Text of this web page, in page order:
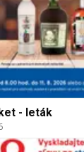
- leták